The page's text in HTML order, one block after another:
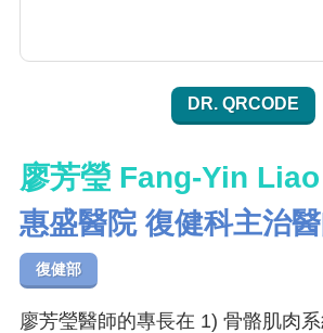
DR. QRCODE
廖芳瑩 Fang-Yin Liao
惠盛醫院 復健科主治
復健部
廖芳瑩醫師的專長在 1) 骨骼肌肉